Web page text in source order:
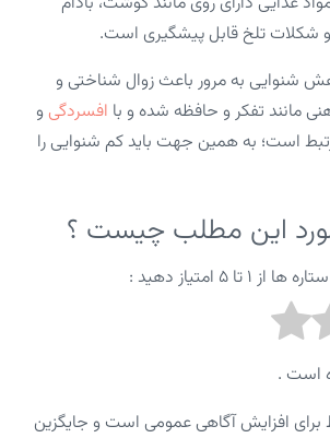
و شکلات تلخ قابل پیشگیری است.
شنوایی به مرور باعث زوال شناختی و
مانند تفکر و حافظه شده و با افسردگی و
است؛ به همین جهت باید کم شنوایی را
این مطلب چیست ؟
۵ امتیاز دهید :
است .
برای افزایش آگاهی عمومی است و جایگزین